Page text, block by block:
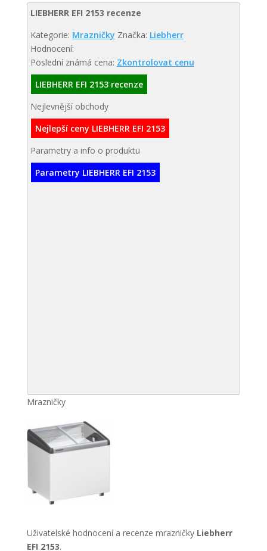
LIEBHERR EFI 2153 recenze
Kategorie: Mrazničky Značka: Liebherr
Hodnocení:
Poslední známá cena: Zkontrolovat cenu
LIEBHERR EFI 2153 recenze
Nejlevnější obchody
Nejlepší ceny LIEBHERR EFI 2153
Parametry a info o produktu
Parametry LIEBHERR EFI 2153
Mrazničky
Uživatelské hodnocení a recenze mrazničky Liebherr
EFI 2153.